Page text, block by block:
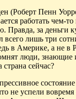
(Роберт Пенн
работать чем-
Правда, за деньги
всего лишь три
в Америке, а не в
люди, знающие
сейчас?
не успели